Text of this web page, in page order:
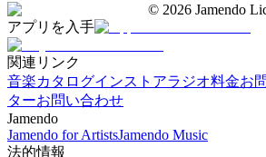
© 2026 Jamendo
アプリを入手
関連リンク
音楽カタログインストアラジオ料金お
ターお問い合わせ
Jamendo
Jamendo for ArtistsJamendo Music
法的情報